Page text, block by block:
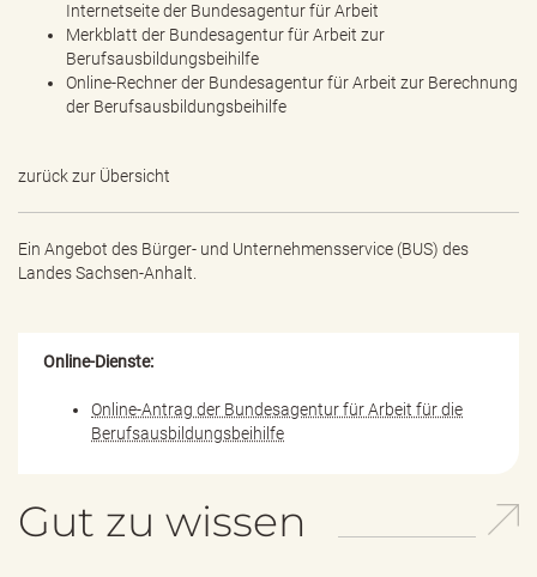
Internetseite der Bundesagentur für Arbeit
Merkblatt der Bundesagentur für Arbeit zur
Berufsausbildungsbeihilfe
Online-Rechner der Bundesagentur für Arbeit zur Berechnung
der Berufsausbildungsbeihilfe
zurück zur Übersicht
Ein Angebot des Bürger- und Unternehmensservice (BUS) des
Landes Sachsen-Anhalt.
Online-Dienste:
Online-Antrag der Bundesagentur für Arbeit für die
Berufsausbildungsbeihilfe
Gut zu wissen